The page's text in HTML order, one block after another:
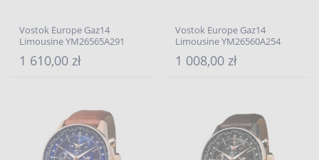
Vostok Europe Gaz14
Limousine YM26565A291
1 610,00 zł
Vostok Europe Gaz14
Limousine YM26560A254
1 008,00 zł